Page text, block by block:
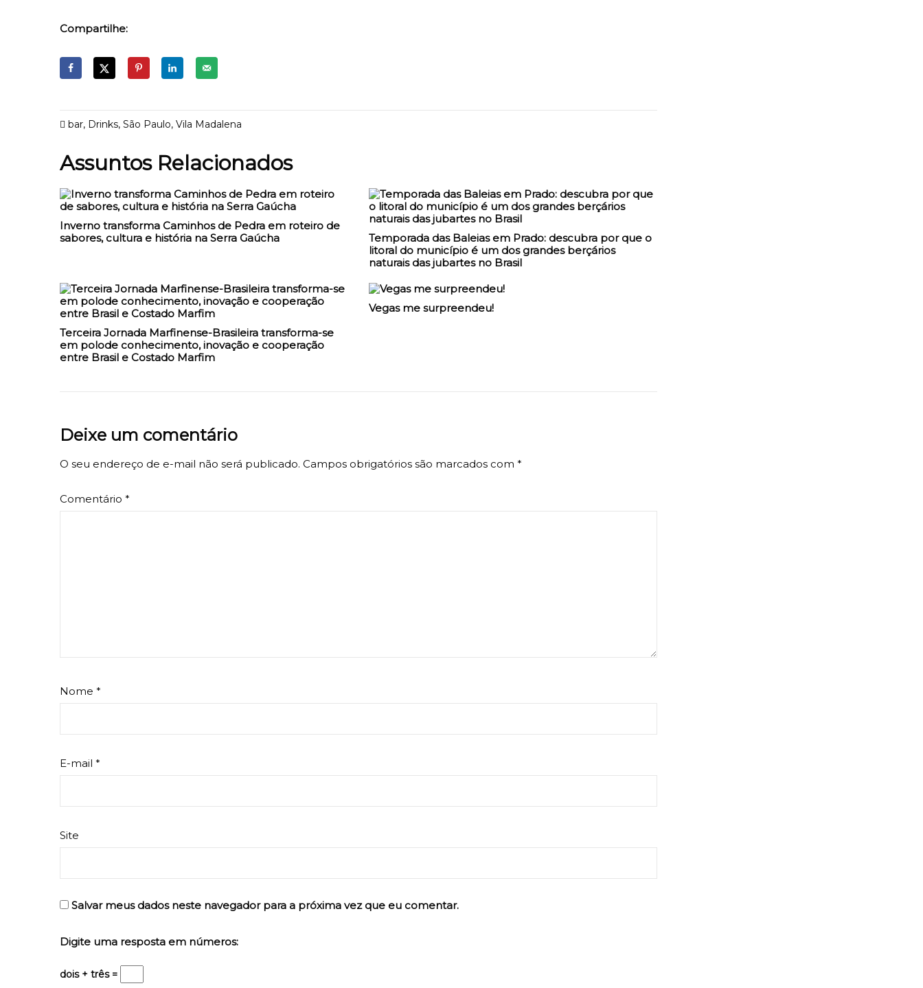
Compartilhe:
bar, Drinks, São Paulo, Vila Madalena
Assuntos Relacionados
Inverno transforma Caminhos de Pedra em roteiro de
sabores, cultura e história na Serra Gaúcha
Temporada das Baleias em Prado: descubra por que o
litoral do município é um dos grandes berçários
naturais das jubartes no Brasil
Terceira Jornada Marfinense-Brasileira transforma-se
em polode conhecimento, inovação e cooperação
entre Brasil e Costado Marfim
Vegas me surpreendeu!
Deixe um comentário
O seu endereço de e-mail não será publicado. Campos obrigatórios são marcados com *
Comentário *
Nome *
E-mail *
Site
Salvar meus dados neste navegador para a próxima vez que eu comentar.
Digite uma resposta em números:
dois + três =